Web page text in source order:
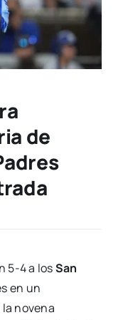
de
5-4 a losSan
en un
novena